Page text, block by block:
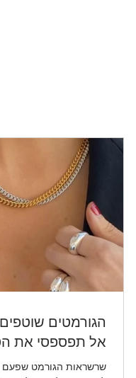
הגורמטים שוטפים
אל תפספסי את
שרשראות הגורמט שפעם